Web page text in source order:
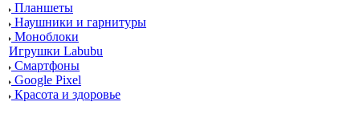
Планшеты
Наушники и гарнитуры
Моноблоки
Игрушки Labubu
Смартфоны
Google Pixel
Красота и здоровье